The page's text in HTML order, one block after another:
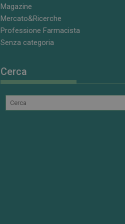
Magazine
Mercato&Ricerche
Professione Farmacista
Senza categoria
Cerca